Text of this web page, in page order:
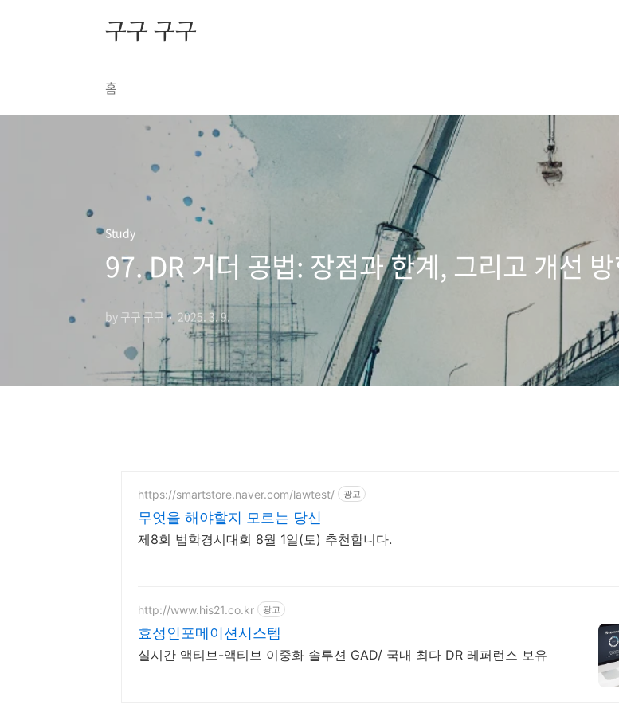
구구 구구
홈
Study
97. DR 거더 공법: 장점과 한계, 그리고 개선
by 구구 구구 2025. 3. 9.
https://smartstore.naver.com/lawtest/ 광고
무엇을 해야할지 모르는 당신
제8회 법학경시대회 8월 1일(토) 추천합니다.
http://www.his21.co.kr 광고
효성인포메이션시스템
실시간 액티브-액티브 이중화 솔루션 GAD/ 국내 최다 DR 레퍼런스 보유